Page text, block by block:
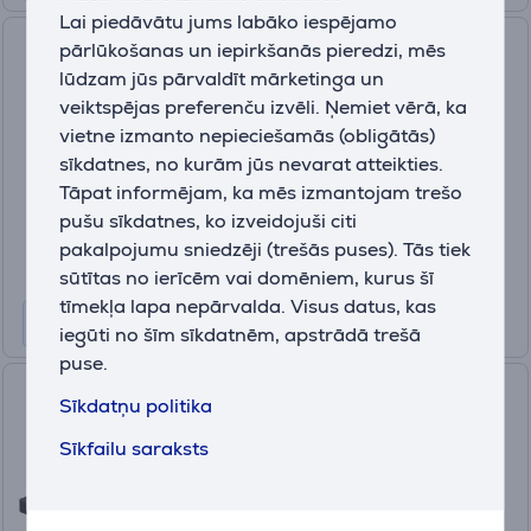
Lai piedāvātu jums labāko iespējamo
pārlūkošanas un iepirkšanās pieredzi, mēs
lūdzam jūs pārvaldīt mārketinga un
veiktspējas preferenču izvēli. Ņemiet vērā, ka
vietne izmanto nepieciešamās (obligātās)
sīkdatnes, no kurām jūs nevarat atteikties.
Tāpat informējam, ka mēs izmantojam trešo
pušu sīkdatnes, ko izveidojuši citi
pakalpojumu sniedzēji (trešās puses). Tās tiek
sūtītas no ierīcēm vai domēniem, kurus šī
tīmekļa lapa nepārvalda. Visus datus, kas
iegūti no šīm sīkdatnēm, apstrādā trešā
puse.
Sīkdatņu politika
Sīkfailu saraksts
JBL PartyBox 330, balta -
Portatīvā mūzikas sistēma
JBLPB330WHTEP
Ir noliktavā
Cena:
599.99 €
10 mēneši 64 €